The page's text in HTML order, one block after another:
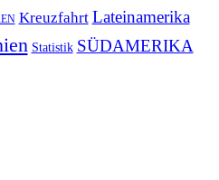
Kreuzfahrt Lateinamerika
Statistik SÜDAMERIKA